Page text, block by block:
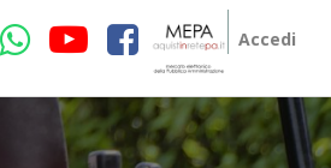
Accedi